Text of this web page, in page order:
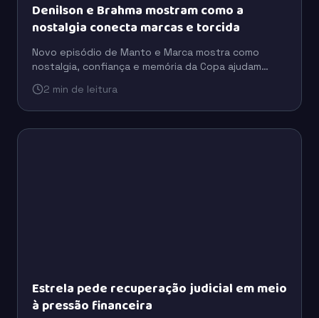
Denilson e Brahma mostram como a
nostalgia conecta marcas e torcida
Novo episódio de Manto e Marca mostra como
nostalgia, confiança e memória da Copa ajudam
da torcida.
2 min de leitura
Estrela pede recuperação judicial em meio
à pressão financeira